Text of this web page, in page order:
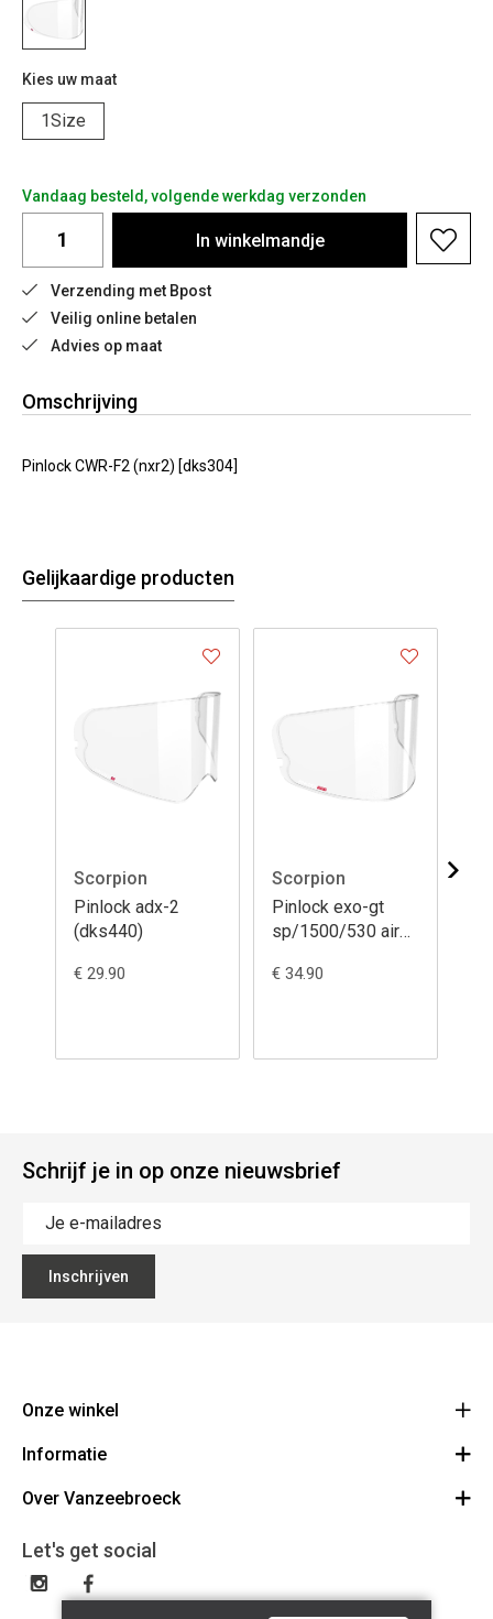
Kies uw maat
1Size
Vandaag besteld, volgende werkdag verzonden
In winkelmandje
Verzending met Bpost
Veilig online betalen
Advies op maat
Omschrijving
Pinlock CWR-F2 (nxr2) [dks304]
Gelijkaardige producten
Scorpion
Pinlock adx-2
(dks440)
€ 29.90
Scorpion
Pinlock exo-gt
sp/1500/530 air
€ 34.90
Schrijf je in op onze nieuwsbrief
Inschrijven
Onze winkel
Vanzeebroeck Motors
1600 Sint-Pieters-Leeuw
023316022
BE0425198510
Informatie
Bestelling annuleren
Algemene voorwaarden
Disclaimer
Over Vanzeebroeck
Cadeaubon
Verzenden & Retourneren
Let's get social